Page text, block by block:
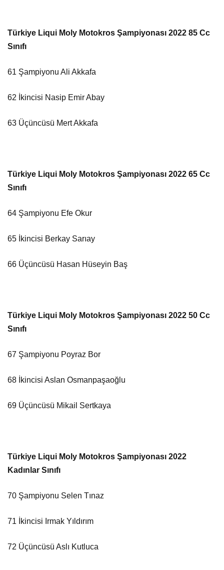
Türkiye Liqui Moly Motokros Şampiyonası 2022 85 Cc
Sınıfı
61 Şampiyonu Ali Akkafa
62 İkincisi Nasip Emir Abay
63 Üçüncüsü Mert Akkafa
Türkiye Liqui Moly Motokros Şampiyonası 2022 65 Cc
Sınıfı
64 Şampiyonu Efe Okur
65 İkincisi Berkay Sarıay
66 Üçüncüsü Hasan Hüseyin Baş
Türkiye Liqui Moly Motokros Şampiyonası 2022 50 Cc
Sınıfı
67 Şampiyonu Poyraz Bor
68 İkincisi Aslan Osmanpaşaoğlu
69 Üçüncüsü Mikail Sertkaya
Türkiye Liqui Moly Motokros Şampiyonası 2022
Kadınlar Sınıfı
70 Şampiyonu Selen Tınaz
71 İkincisi Irmak Yıldırım
72 Üçüncüsü Aslı Kutluca